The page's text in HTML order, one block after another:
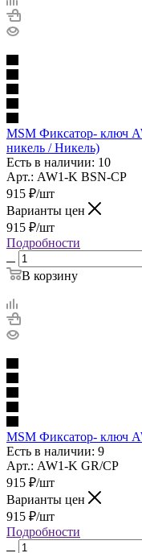
MSM Фиксатор- ключ
никель / Никель)
Есть в наличии: 10
Арт.: AW1-K BSN-CP
915 ₽/шт
Варианты цен
915 ₽/шт
Подробности
В корзину
MSM Фиксатор- ключ
Есть в наличии: 9
Арт.: AW1-K GR/CP
915 ₽/шт
Варианты цен
915 ₽/шт
Подробности